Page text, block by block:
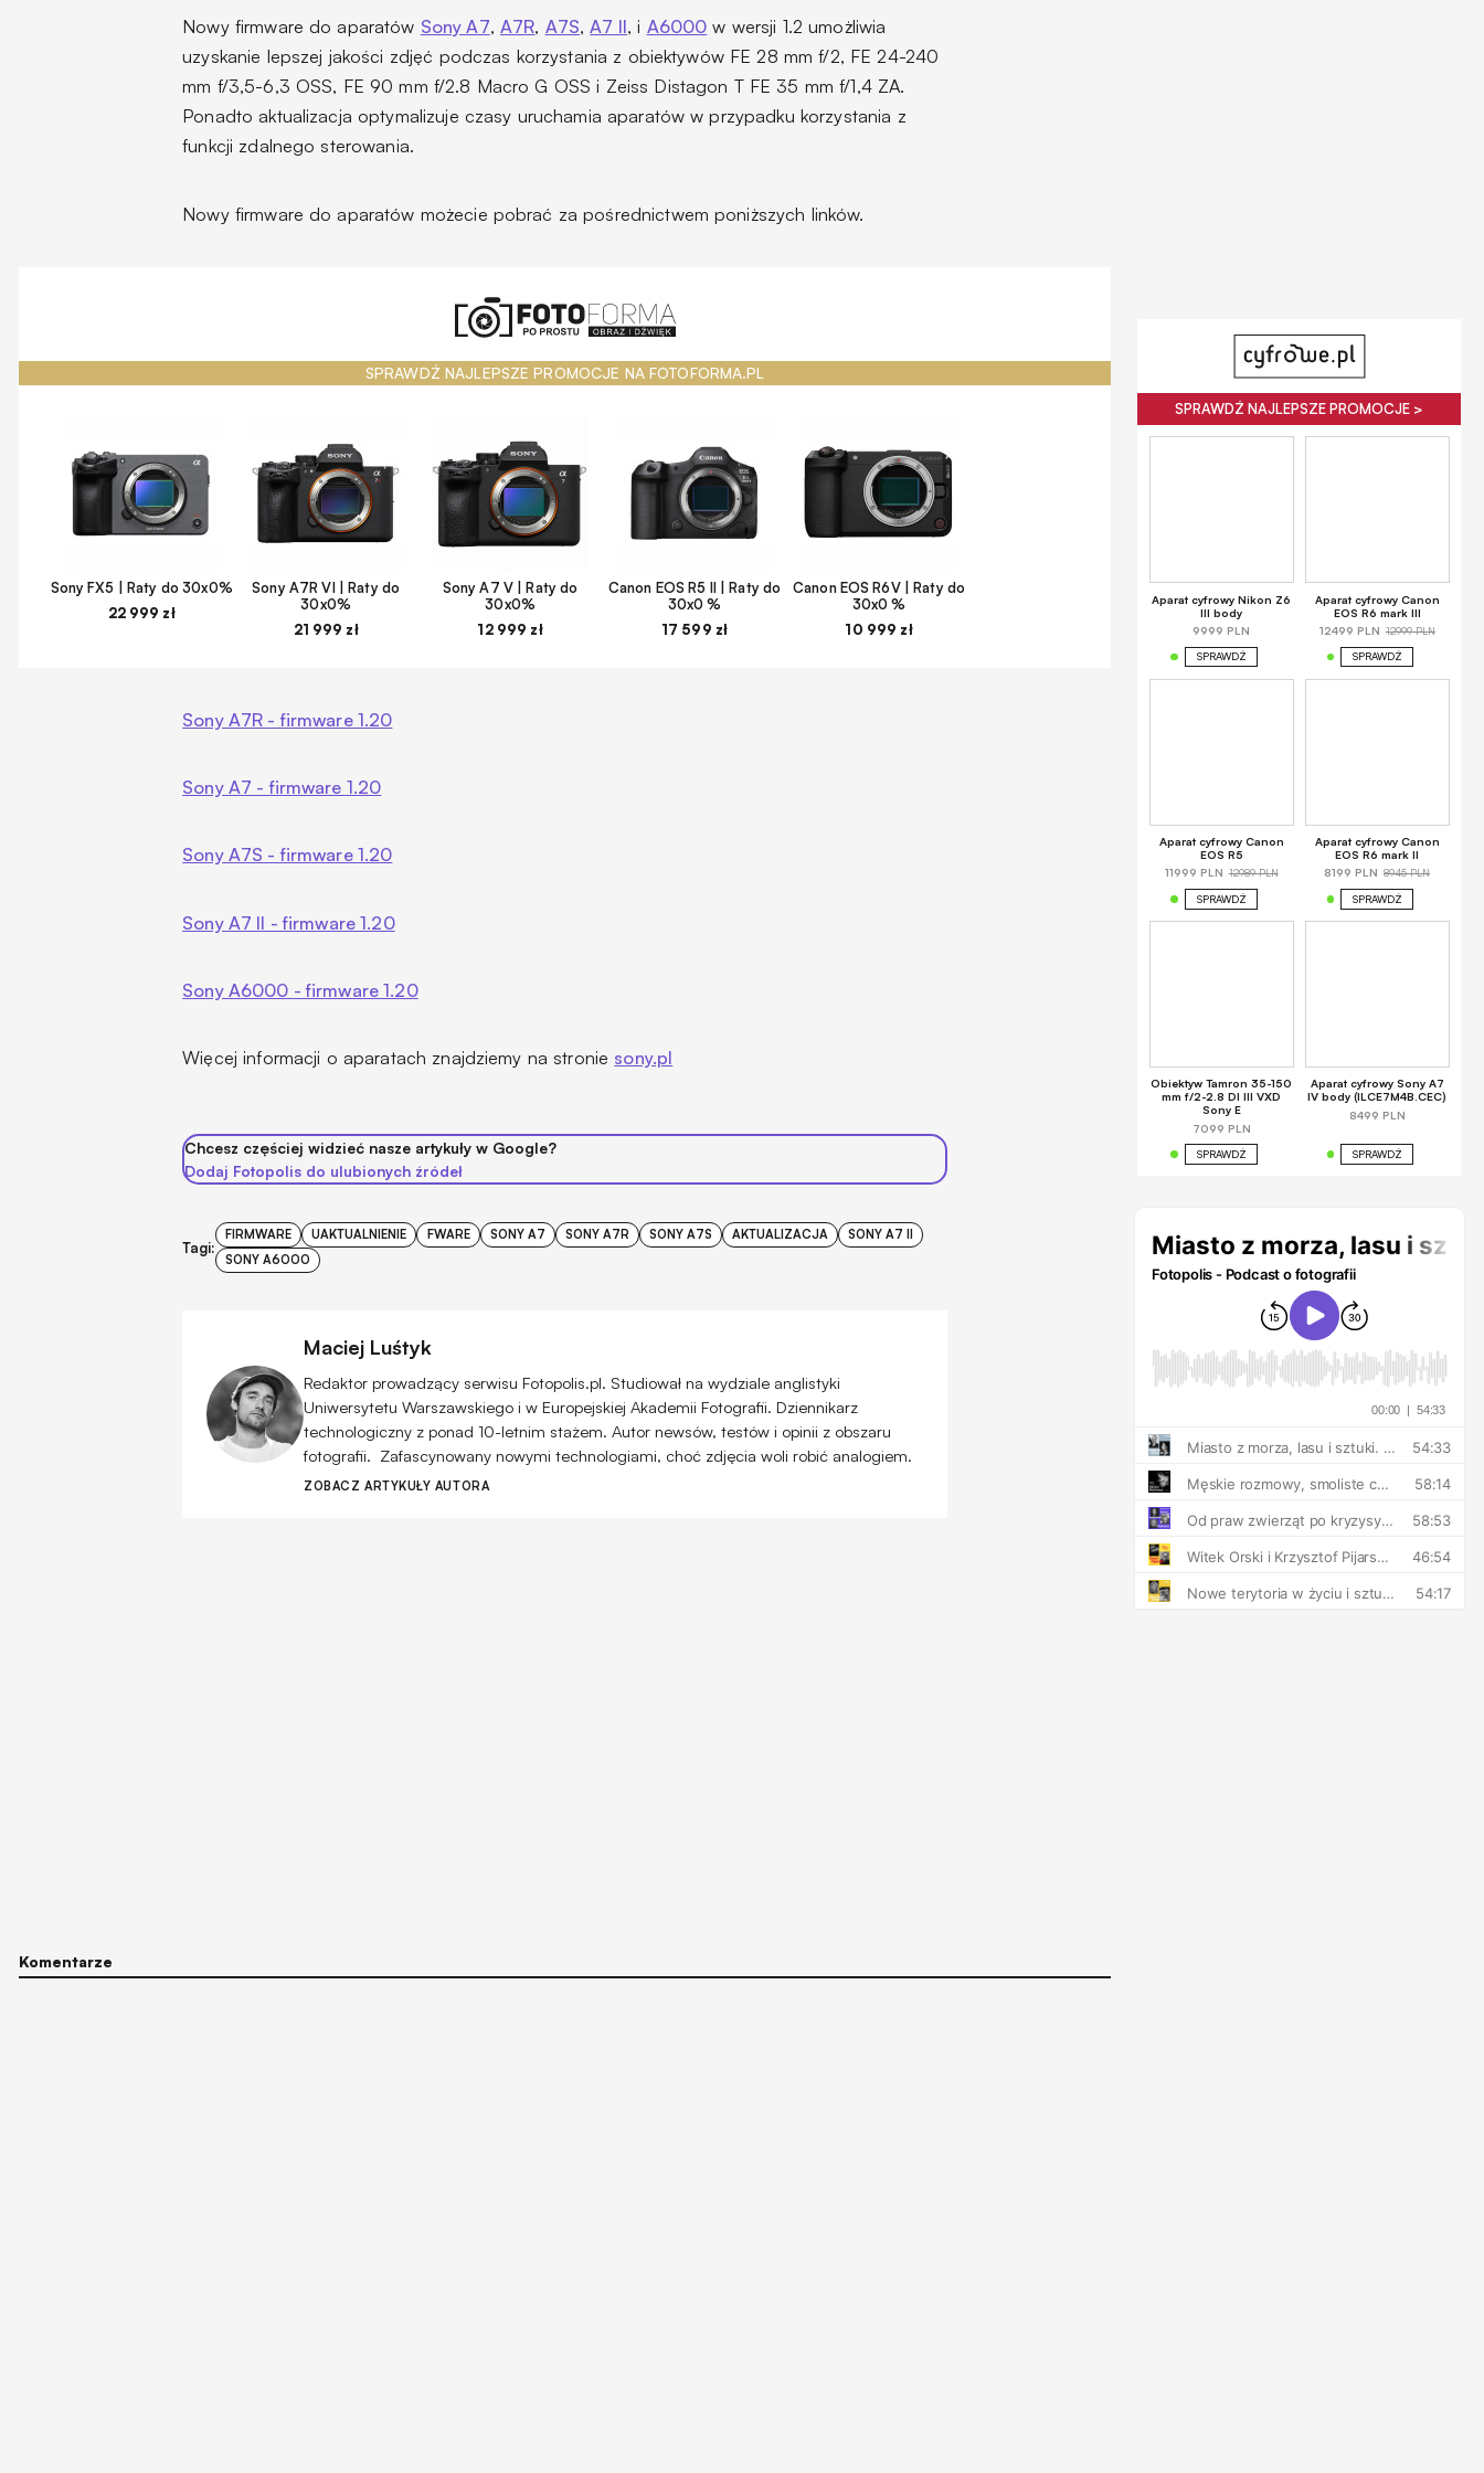
Nowy firmware do aparatów Sony A7, A7R, A7S,A7 II, i A6000 w wersji 1.2 umożliwia
uzyskanie lepszej jakości zdjęć podczas korzystania z obiektywów FE 28 mm f/2, FE 24-240
mm f/3,5-6,3 OSS, FE 90 mm f/2.8 Macro G OSS i Zeiss Distagon T FE 35 mm f/1,4 ZA.
Ponadto aktualizacja optymalizuje czasy uruchamia aparatów w przypadku korzystania z
funkcji zdalnego sterowania.
Nowy firmware do aparatów możecie pobrać za pośrednictwem poniższych linków.
SPRAWDŹ NAJLEPSZE PROMOCJE NA FOTOFORMA.PL
Sony FX5 | Raty do 30x0%
22 999 zł
Sony A7R VI | Raty do
30x0%
21 999 zł
Sony A7 V | Raty do
30x0%
12 999 zł
Canon EOS R5 II | Raty do
30x0 %
17 599 zł
Canon EOS R6V | Raty do
30x0 %
10 999 zł
Sony A7R - firmware 1.20
Sony A7 - firmware 1.20
Sony A7S - firmware 1.20
Sony A7 II - firmware 1.20
Sony A6000 - firmware 1.20
Więcej informacji o aparatach znajdziemy na stronie sony.pl
Chcesz częściej widzieć nasze artykuły w Google?
Dodaj Fotopolis do ulubionych źródeł
Tagi:
FIRMWARE UAKTUALNIENIE FWARE SONY A7 SONY A7R SONY A7S AKTUALIZACJA
SONY A7 II
SONY A6000
Maciej Luśtyk
Redaktor prowadzący serwisu Fotopolis.pl. Studiował na wydziale anglistyki
Uniwersytetu Warszawskiego i w Europejskiej Akademii Fotografii. Dziennikarz
technologiczny z ponad 10-letnim stażem. Autor newsów, testów i opinii z obszaru
fotografii. Zafascynowany nowymi technologiami, choć zdjęcia woli robić analogiem.
ZOBACZ ARTYKUŁY AUTORA
Komentarze
SPRAWDŹ NAJLEPSZE PROMOCJE >
Aparat cyfrowy Nikon Z6
III body
9999 PLN
SPRAWDŹ
Aparat cyfrowy Canon
EOS R6 mark III
12499 PLN 12999 PLN
SPRAWDŹ
Aparat cyfrowy Canon
EOS R5
11999 PLN 12989 PLN
SPRAWDŹ
Aparat cyfrowy Canon
EOS R6 mark II
8199 PLN 8945 PLN
SPRAWDŹ
Obiektyw Tamron 35-150
mm f/2-2.8 DI III VXD
Sony E
7099 PLN
SPRAWDŹ
Aparat cyfrowy Sony A7
IV body (ILCE7M4B.CEC)
8499 PLN
SPRAWDŹ